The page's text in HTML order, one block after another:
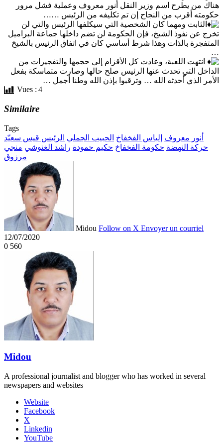
هناك من يطرح اسم وزير النقل أنور معروف وعملية فشل مرور
حكومته أقرب من النجاح إن تم تكليفه من الرئيس ……
الثابت ومهما كان الشخصية التي سيكلفها الرئيس والتي لن
تخرج عن نفوذ الشيخ، فإن الحكومة لن تضم داخلها جماعة البراميل
المتفجرة بالذات وهذا شرط أساسي كان في اتفاق الرئيس بالشيخ
…
انتهت اللعبة، وعادت كل الأقزام إلى حجمها والتفجيرات من
الداخل التي تحدث عنها الرئيس صلح حالها وصارت متماسكة بفعل
الأمر الذي أحدثه الله … وترقبوا بإذن الله وطنا أجمل …
Vues : 4
Similaire
Tags
أنور معروف إلياس الفخفاخ الحبيب الجملي الرئيس قيس سعيّد
حركة النهضة حكومة الفخفاخ حكيم حمودة راشد الغنوشي منجي
مرزوق
Midou Follow on X Envoyer un courriel
12/07/2020
0 560
Midou
A professional journalist and blogger who has worked in several
newspapers and websites
Website
Facebook
X
Linkedin
YouTube